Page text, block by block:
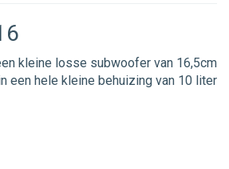
kleine losse subwoofer van 16,5cm
een hele kleine behuizing van 10 liter